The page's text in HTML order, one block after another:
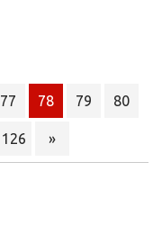
77 78 79 80
126 »